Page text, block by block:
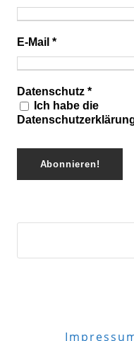
E-Mail *
Datenschutz *
Ich habe die